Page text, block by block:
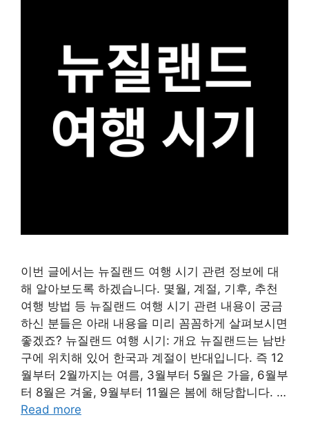
이번 글에서는 뉴질랜드 여행 시기 관련 정보에 대
해 알아보도록 하겠습니다. 몇월, 계절, 기후, 추천
여행 방법 등 뉴질랜드 여행 시기 관련 내용이 궁금
하신 분들은 아래 내용을 미리 꼼꼼하게 살펴보시면
좋겠죠? 뉴질랜드 여행 시기: 개요 뉴질랜드는 남반
구에 위치해 있어 한국과 계절이 반대입니다. 즉 12
월부터 2월까지는 여름, 3월부터 5월은 가을, 6월부
터 8월은 겨울, 9월부터 11월은 봄에 해당합니다. …
Read more